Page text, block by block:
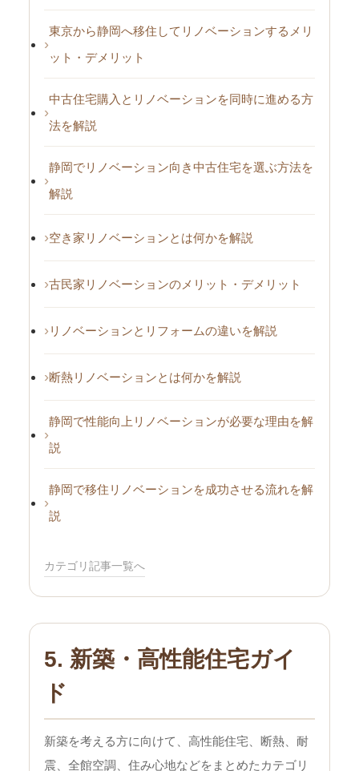
東京から静岡へ移住してリノベーションするメリ
ット・デメリット
中古住宅購入とリノベーションを同時に進める方
法を解説
静岡でリノベーション向き中古住宅を選ぶ方法を
解説
空き家リノベーションとは何かを解説
古民家リノベーションのメリット・デメリット
リノベーションとリフォームの違いを解説
断熱リノベーションとは何かを解説
静岡で性能向上リノベーションが必要な理由を解
説
静岡で移住リノベーションを成功させる流れを解
説
カテゴリ記事一覧へ
5. 新築・高性能住宅ガイ
ド
新築を考える方に向けて、高性能住宅、断熱、耐
震、全館空調、住み心地などをまとめたカテゴリ